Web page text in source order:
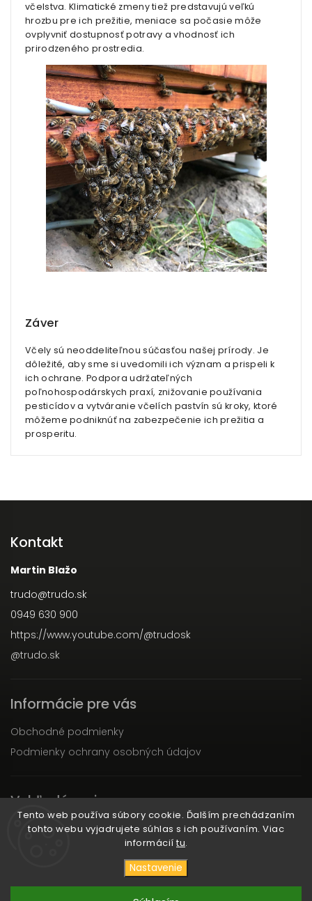
Tento web používa súbory cookie. Ďalším prechádzaním
tohto webu vyjadrujete súhlas s ich používaním. Viac
informácií tu.
Nastavenie
včelstva. Klimatické zmeny tiež predstavujú veľkú
hrozbu pre ich prežitie, meniace sa počasie môže
ovplyvniť dostupnosť potravy a vhodnosť ich
prirodzeného prostredia.
Záver
Včely sú neoddeliteľnou súčasťou našej prírody. Je
dôležité, aby sme si uvedomili ich význam a prispeli k
ich ochrane. Podpora udržateľných
poľnohospodárskych praxí, znižovanie používania
pesticídov a vytváranie včelích pastvín sú kroky, ktoré
môžeme podniknúť na zabezpečenie ich prežitia a
prosperitu.
Kontakt
Martin Blažo
trudo@trudo.sk
0949 630 900
https://www.youtube.com/@trudosk
@trudo.sk
Informácie pre vás
Obchodné podmienky
Podmienky ochrany osobných údajov
Vyhľadávanie